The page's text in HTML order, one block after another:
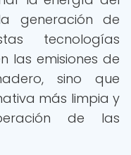
generación de
tecnologías
las emisiones de
sino que
más limpia y
de las